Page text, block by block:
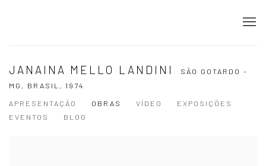
JANAINA MELLO LANDINI
SÃO GOTARDO -
MG, BRASIL, 1974
APRESENTAÇÃO
OBRAS VÍDEO
EXPOSIÇÕES
EVENTOS
BLOG